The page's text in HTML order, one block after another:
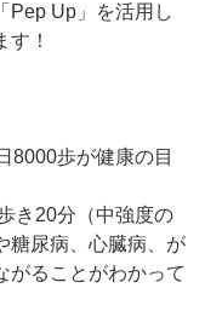
Pep Up」を活用し
！
8000歩が健康の目
き20分（中強度の
糖尿病、心臓病、が
がることがわかって